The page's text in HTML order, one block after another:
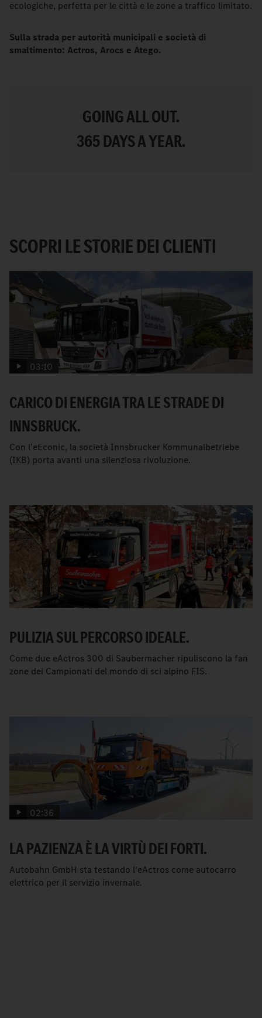
ecologiche, perfetta per le città e le zone a traffico limitato.
Sulla strada per autorità municipali e società di
smaltimento: Actros, Arocs e Atego.
GOING ALL OUT.
365 DAYS A YEAR.
SCOPRI LE STORIE DEI CLIENTI
03:10
CARICO DI ENERGIA TRA LE STRADE DI
INNSBRUCK.
Con l'eEconic, la società Innsbrucker Kommunalbetriebe
(IKB) porta avanti una silenziosa rivoluzione.
PULIZIA SUL PERCORSO IDEALE.
Come due eActros 300 di Saubermacher ripuliscono la fan
zone dei Campionati del mondo di sci alpino FIS.
02:36
LA PAZIENZA È LA VIRTÙ DEI FORTI.
Autobahn GmbH sta testando l'eActros come autocarro
elettrico per il servizio invernale.